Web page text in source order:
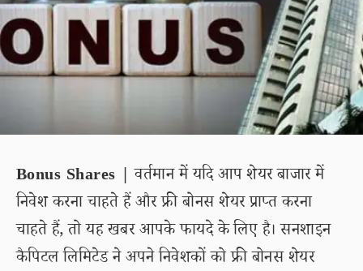
Bonus Shares | वर्तमान में यदि आप शेयर बाजार में
निवेश करना चाहते हैं और फ्री बोनस शेयर प्राप्त करना
चाहते हैं, तो यह खबर आपके फायदे के लिए है। सनशाइन
कैपिटल लिमिटेड ने अपने निवेशकों को फ्री बोनस शेयर